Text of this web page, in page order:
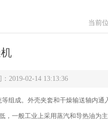
当前
2019-02-14 13:13:36
组成。外壳夹套和干燥输送轴内通
一般工业上采用蒸汽和导热油为